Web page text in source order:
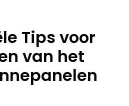
Tips voor
van het